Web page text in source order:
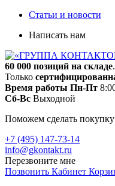
Статьи и новости
Написать нам
60 000 позиций на складе
Только
Время работы Пн-Пт
Сб-Вс Выходной
Поможем сделать покупку
+7 (495) 147-73-14
info@gkontakt.ru
Перезвоните мне
Позвонить Кабинет